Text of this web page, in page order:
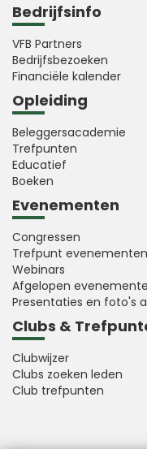
Bedrijfsinfo
VFB Partners
Bedrijfsbezoeken
Financiële kalender
Opleiding
Beleggersacademie
Trefpunten
Educatief
Boeken
Evenementen
Congressen
Trefpunt evenementen
Webinars
Afgelopen
Presentaties en foto's
Clubs &
Clubwijzer
Clubs zoeken leden
Club trefpunten